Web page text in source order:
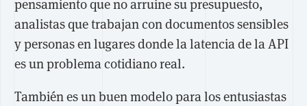
pensamiento que no arruine su presupuesto,
analistas que trabajan con documentos sensibles
y personas en lugares donde la latencia de la API
es un problema cotidiano real.
También es un buen modelo para los entusiastas